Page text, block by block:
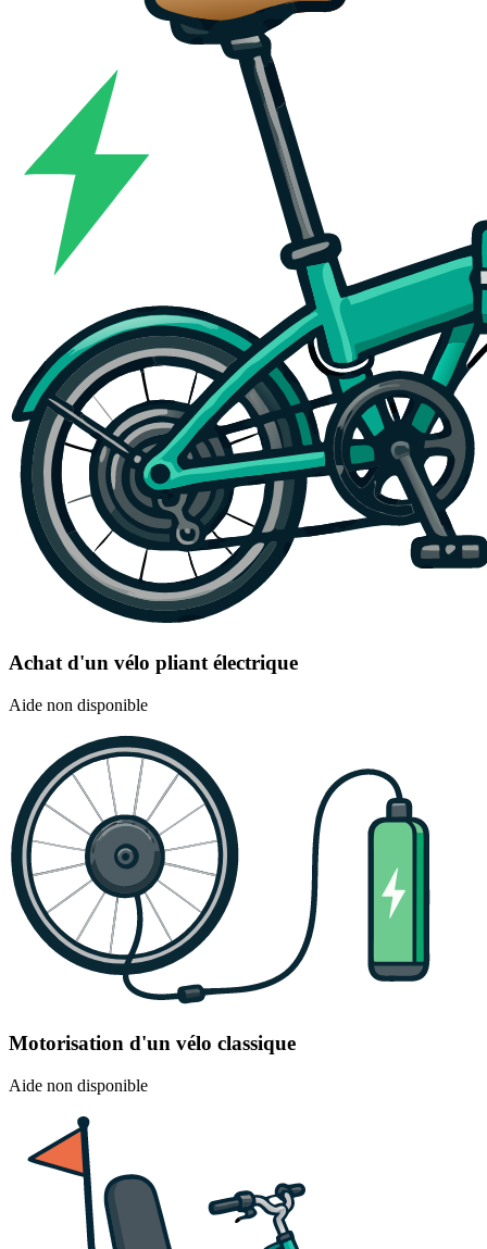
Achat d'un vélo pliant électrique
Aide non disponible
Motorisation d'un vélo classique
Aide non disponible